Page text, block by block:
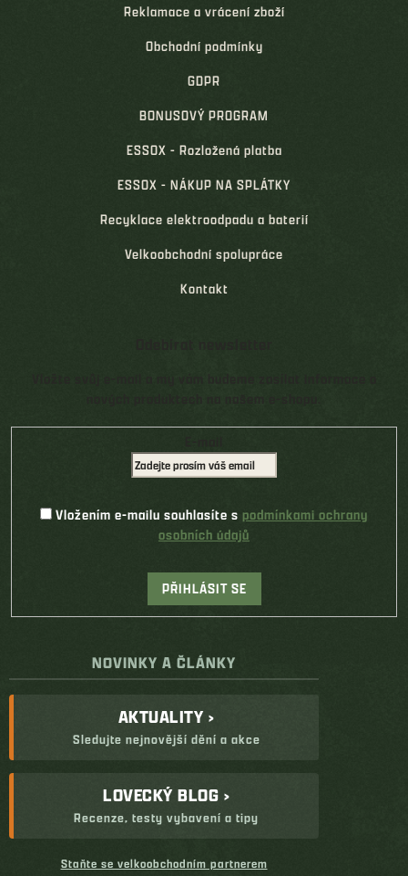
Reklamace a vrácení zboží
Obchodní podmínky
GDPR
BONUSOVÝ PROGRAM
ESSOX - Rozložená platba
ESSOX - NÁKUP NA SPLÁTKY
Recyklace elektroodpadu a baterií
Velkoobchodní spolupráce
Kontakt
Vložením e-mailu souhlasíte s podmínkami ochrany
osobních údajů
PŘIHLÁSIT SE
NOVINKY A ČLÁNKY
AKTUALITY ›
Sledujte nejnovější dění a akce
LOVECKÝ BLOG ›
Recenze, testy vybavení a tipy
Staňte se velkoobchodním partnerem